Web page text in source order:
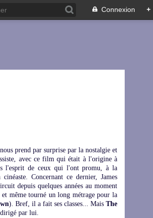
Connexion +
prend par surprise par la nostalgie et
avec ce film qui était à l'origine à
l'esprit de ceux qui l'ont promu, à la
Concernant ce dernier, James
depuis quelques années au moment
et même tourné un long métrage pour la
). Bref, il a fait ses classes... Mais The
par lui.